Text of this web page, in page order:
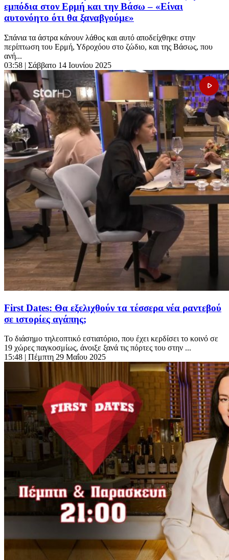
εμπόδια στον Ερμή και την Βάσω – «Είναι
αυτονόητο ότι θα ξαναβγούμε»
Σπάνια τα άστρα κάνουν λάθος και αυτό αποδείχθηκε στην
περίπτωση του Ερμή, Υδροχόου στο ζώδιο, και της Βάσως, που
ανή...
03:58 | Σάββατο 14 Ιουνίου 2025
First Dates: Θα εξελιχθούν τα τέσσερα νέα ραντεβού
σε ιστορίες αγάπης;
Το διάσημο τηλεοπτικό εστιατόριο, που έχει κερδίσει το κοινό σε
19 χώρες παγκοσμίως, άνοιξε ξανά τις πόρτες του στην ...
15:48 | Πέμπτη 29 Μαΐου 2025